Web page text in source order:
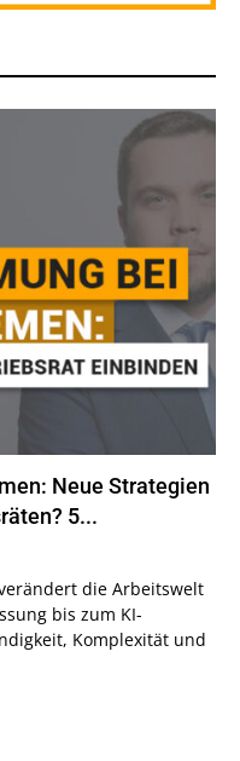
Neue Strategien
5...
die Arbeitswelt
bis zum KI-
Komplexität und